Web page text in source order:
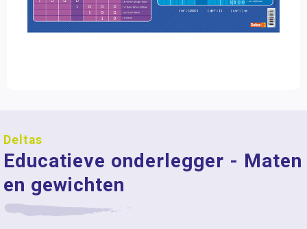
Deltas
Educatieve onderlegger - Maten
en gewichten